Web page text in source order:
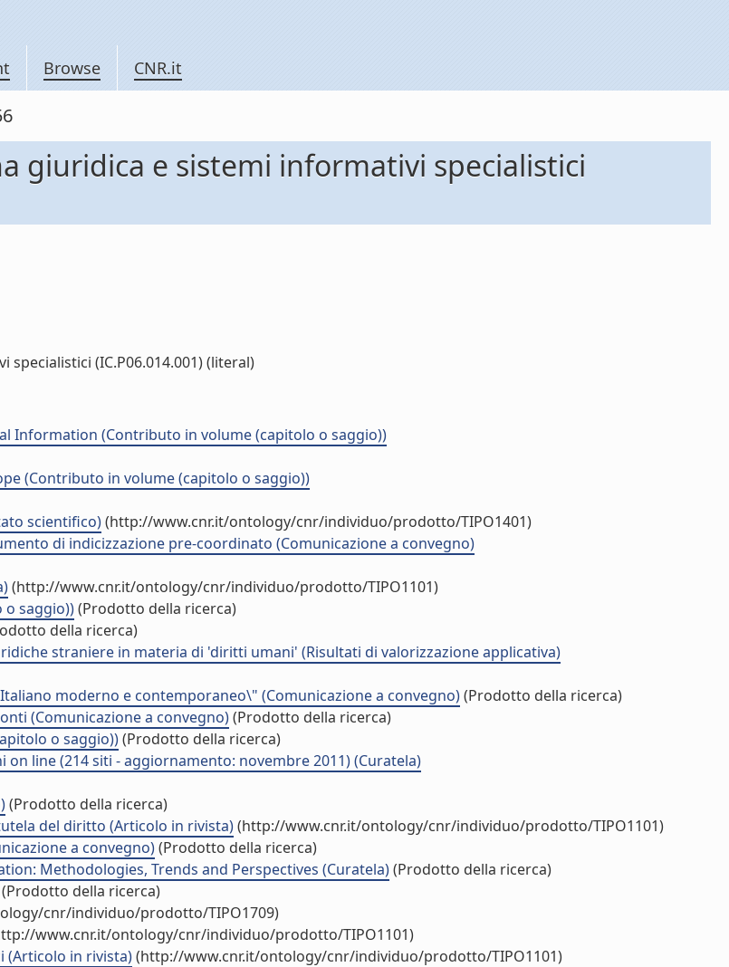
Browse CNR.it
giuridica e sistemi informativi specialistici
(IC.P06.014.001) (literal)
Information (Contributo in volume (capitolo o saggio))
(Contributo in volume (capitolo o saggio))
scientifico)(http://www.cnr.it/ontology/cnr/individuo/prodotto/TIPO1401)
di indicizzazione pre-coordinato (Comunicazione a convegno)
(http://www.cnr.it/ontology/cnr/individuo/prodotto/TIPO1101)
o saggio))(Prodotto della ricerca)
della ricerca)
straniere in materia di 'diritti umani' (Risultati di valorizzazione applicativa)
moderno e contemporaneo\" (Comunicazione a convegno)(Prodotto della ricerca)
(Comunicazione a convegno)(Prodotto della ricerca)
o saggio))(Prodotto della ricerca)
line (214 siti - aggiornamento: novembre 2011) (Curatela)
(Prodotto della ricerca)
del diritto (Articolo in rivista)(http://www.cnr.it/ontology/cnr/individuo/prodotto/TIPO1101)
a convegno)(Prodotto della ricerca)
Methodologies, Trends and Perspectives (Curatela)(Prodotto della ricerca)
(Prodotto della ricerca)
cnr/individuo/prodotto/TIPO1709)
www.cnr.it/ontology/cnr/individuo/prodotto/TIPO1101)
(Articolo in rivista)(http://www.cnr.it/ontology/cnr/individuo/prodotto/TIPO1101)